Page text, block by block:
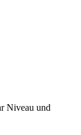
Niveau und